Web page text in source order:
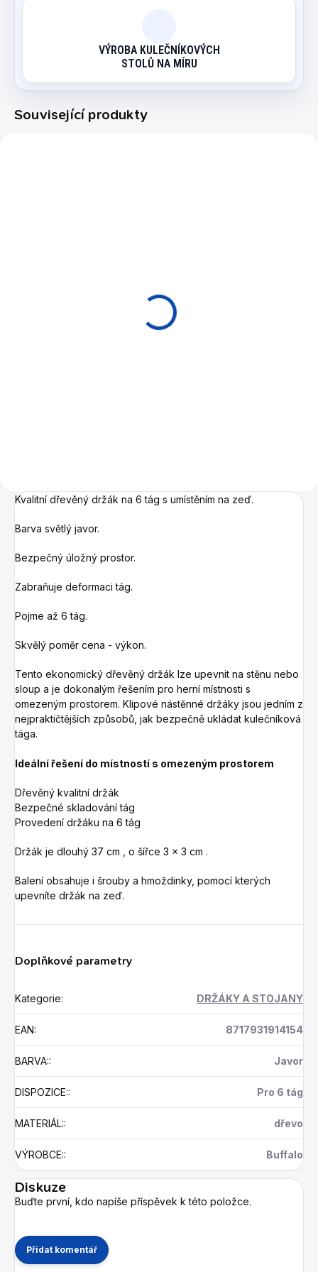
VÝROBA KULEČNÍKOVÝCH
STOLŮ NA MÍRU
Související produkty
Kvalitní dřevěný držák na 6 tág s umístěním na zeď.
Barva světlý javor.
Bezpečný úložný prostor.
Zabraňuje deformaci tág.
Pojme až 6 tág.
Skvělý poměr cena - výkon.
Tento ekonomický dřevěný držák lze upevnit na stěnu nebo
sloup a je dokonalým řešením pro herní místnosti s
omezeným prostorem. Klipové nástěnné držáky jsou jedním z
nejpraktičtějších způsobů, jak bezpečně ukládat kulečníková
tága.
Ideální řešení do místností s omezeným prostorem
Dřevěný kvalitní držák
Bezpečné skladování tág
Provedení držáku na 6 tág
Držák je dlouhý 37 cm , o šířce 3 x 3 cm .
Balení obsahuje i šrouby a hmoždinky, pomocí kterých
upevníte držák na zeď.
Doplňkové parametry
Kategorie: DRŽÁKY A STOJANY
EAN: 8717931914154
BARVA:: Javor
DISPOZICE:: Pro 6 tág
MATERIÁL:: dřevo
VÝROBCE:: Buffalo
Diskuze
Buďte první, kdo napíše příspěvek k této položce.
Přidat komentář